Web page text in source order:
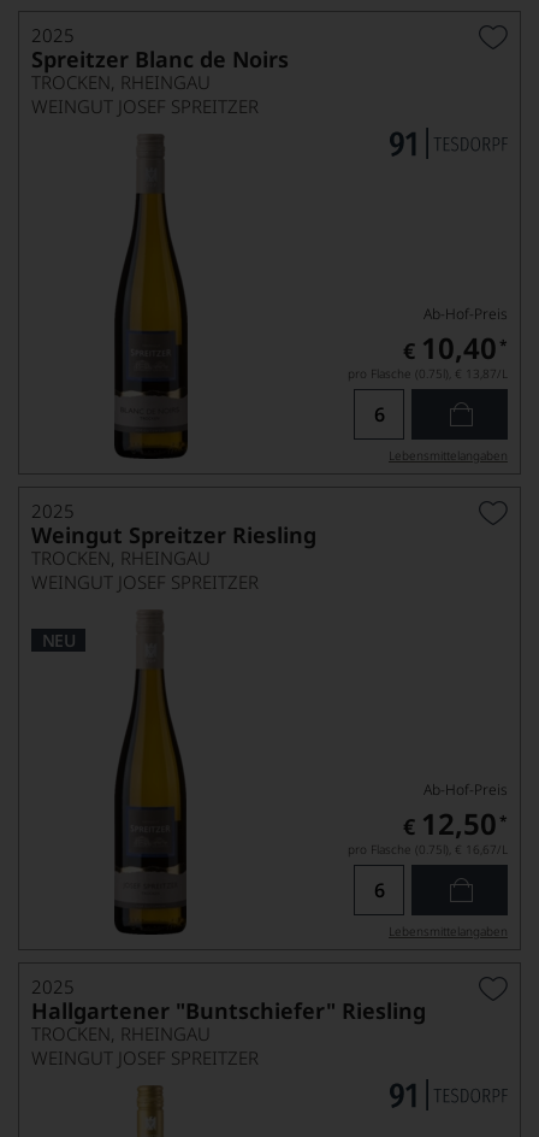
2025
Spreitzer Blanc de Noirs
TROCKEN, RHEINGAU
WEINGUT JOSEF SPREITZER
Ab-Hof-Preis
€ 10,40 *
pro Flasche (0.75l), € 13,87/L
Lebensmittel­angaben
2025
Weingut Spreitzer Riesling
TROCKEN, RHEINGAU
WEINGUT JOSEF SPREITZER
NEU
Ab-Hof-Preis
€ 12,50 *
pro Flasche (0.75l), € 16,67/L
Lebensmittel­angaben
2025
Hallgartener "Buntschiefer" Riesling
TROCKEN, RHEINGAU
WEINGUT JOSEF SPREITZER